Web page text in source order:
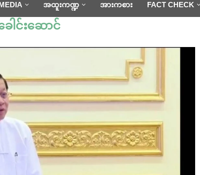
အထူးကဏ္ဍ အားကစား FACT CHECK
ေါင်းဆောင်